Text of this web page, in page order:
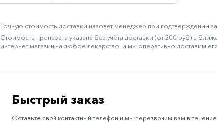
Точную стоимость доставки назовет менеджер при подтверждении
Стоимость препарата указана без учёта доставки (от 200 руб) в
интернет магазин на любое лекарство, и мы оперативно доставим
Быстрый заказ
Оставьте свой контактный телефон и мы перезвоним вам в течение